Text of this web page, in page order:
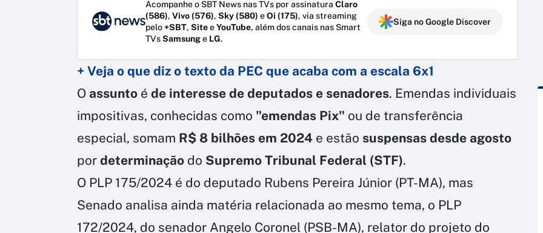
Acompanhe o SBT News nas TVs por assinatura Claro
(586), Vivo (576), Sky (580) eOi (175), via streaming
pelo+SBT, SiteeYouTube, além dos canais nas Smart
TVsSamsunge LG.
Siga no Google Discover
+ Veja o que diz o texto da PEC que acaba com a escala 6x1
O assunto é de interesse de deputados e senadores. Emendas individuais
impositivas, conhecidas como "emendas Pix" ou de transferência
especial, somam R$ 8 bilhões em 2024 e estão suspensas desde agosto
por determinação do Supremo Tribunal Federal (STF).
O PLP 175/2024 é do deputado Rubens Pereira Júnior (PT-MA), mas
Senado analisa ainda matéria relacionada ao mesmo tema, o PLP
172/2024, do senador Angelo Coronel (PSB-MA), relator do projeto do